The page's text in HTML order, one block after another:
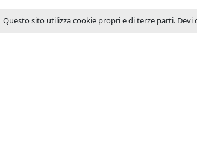
Questo sito utilizza cookie propri e di terze parti.